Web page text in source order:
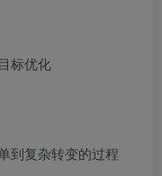
标优化
到复杂转变的过程